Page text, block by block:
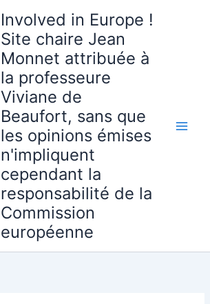
Involved in Europe !
Site chaire Jean
Monnet attribuée à
la professeure
Viviane de
Beaufort, sans que
les opinions émises
n'impliquent
cependant la
responsabilité de la
Commission
européenne